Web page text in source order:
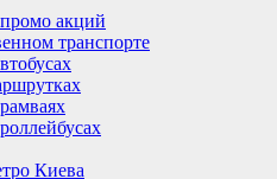
акций
транспорте
Киева